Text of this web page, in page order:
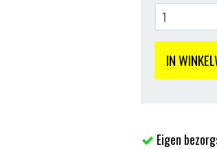
IN
Eigen